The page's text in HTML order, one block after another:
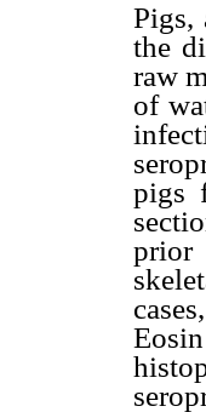
Pigs,
the
raw
of
pigs
prior